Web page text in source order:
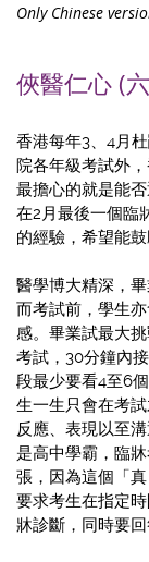
Only Chinese
俠醫仁心 (
香港每年3、4月
院各年級考試外
最擔心的就是能
在2月最後一個臨
的經驗，希望能
醫學博大精深，
而考試前，學生
感。畢業試最大
考試，30分鐘內
段最少要看4至6
生一生只會在考
反應、表現以至
是高中學霸，臨
張，因為這個「
要求考生在指定
牀診斷，同時要回